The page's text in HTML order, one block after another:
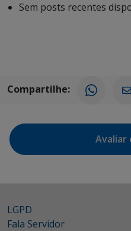
Sem posts recentes
Compartilhe:
Avaliar
LGPD
Fala Servidor